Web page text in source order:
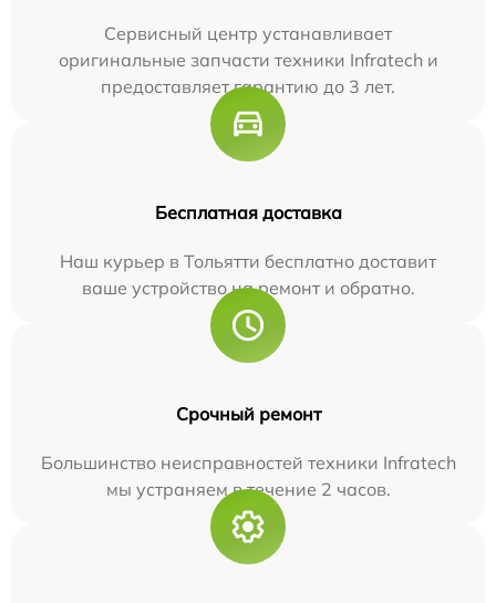
Сервисный центр устанавливает
оригинальные запчасти техники Infratech и
предоставляет гарантию до 3 лет.
Бесплатная доставка
Наш курьер в Тольятти бесплатно доставит
ваше устройство на ремонт и обратно.
Срочный ремонт
Большинство неисправностей техники Infratech
мы устраняем в течение 2 часов.